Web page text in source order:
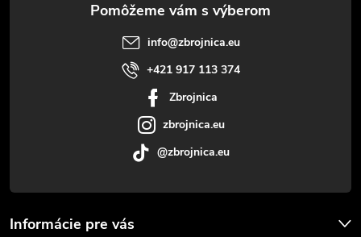
Informácie pre vás
info@zbrojnica.eu
+421 917 113 374
Zbrojnica
zbrojnica.eu
@zbrojnica.eu